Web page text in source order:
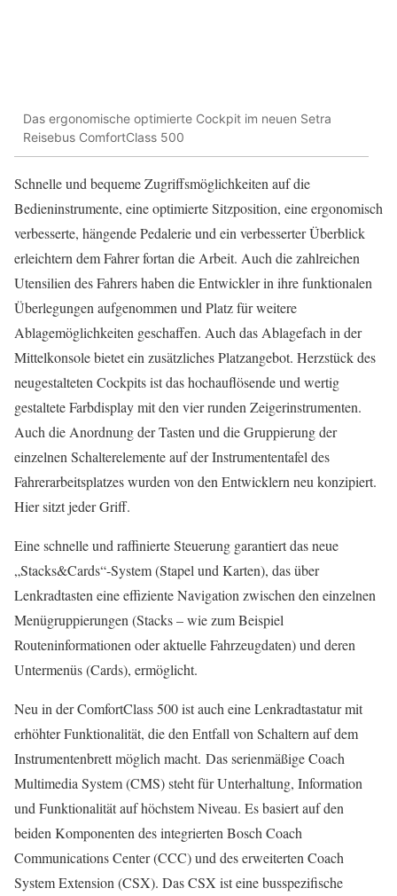
Das ergonomische optimierte Cockpit im neuen Setra
Reisebus ComfortClass 500
Schnelle und bequeme Zugriffsmöglichkeiten auf die
Bedieninstrumente, eine optimierte Sitzposition, eine ergonomisch
verbesserte, hängende Pedalerie und ein verbesserter Überblick
erleichtern dem Fahrer fortan die Arbeit. Auch die zahlreichen
Utensilien des Fahrers haben die Entwickler in ihre funktionalen
Überlegungen aufgenommen und Platz für weitere
Ablagemöglichkeiten geschaffen. Auch das Ablagefach in der
Mittelkonsole bietet ein zusätzliches Platzangebot. Herzstück des
neugestalteten Cockpits ist das hochauflösende und wertig
gestaltete Farbdisplay mit den vier runden Zeigerinstrumenten.
Auch die Anordnung der Tasten und die Gruppierung der
einzelnen Schalterelemente auf der Instrumententafel des
Fahrerarbeitsplatzes wurden von den Entwicklern neu konzipiert.
Hier sitzt jeder Griff.
Eine schnelle und raffinierte Steuerung garantiert das neue
„Stacks&Cards“-System (Stapel und Karten), das über
Lenkradtasten eine effiziente Navigation zwischen den einzelnen
Menügruppierungen (Stacks – wie zum Beispiel
Routeninformationen oder aktuelle Fahrzeugdaten) und deren
Untermenüs (Cards), ermöglicht.
Neu in der ComfortClass 500 ist auch eine Lenkradtastatur mit
erhöhter Funktionalität, die den Entfall von Schaltern auf dem
Instrumentenbrett möglich macht. Das serienmäßige Coach
Multimedia System (CMS) steht für Unterhaltung, Information
und Funktionalität auf höchstem Niveau. Es basiert auf den
beiden Komponenten des integrierten Bosch Coach
Communications Center (CCC) und des erweiterten Coach
System Extension (CSX). Das CSX ist eine busspezifische